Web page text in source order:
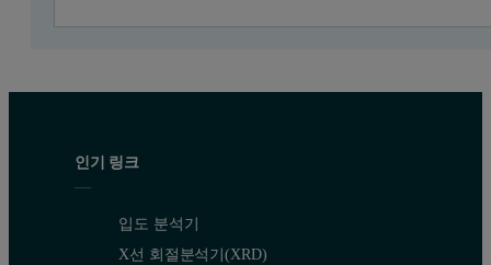
인기 링크
입도 분석기
X선 회절분석기(XRD)